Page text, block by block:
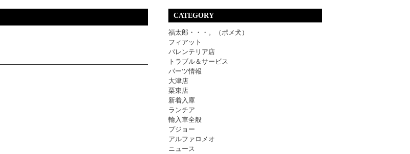
CATEGORY
福太郎・・・。（ポメ犬）
フィアット
バレンテリア店
トラブル＆サービス
パーツ情報
大津店
栗東店
新着入庫
ランチア
輸入車全般
プジョー
アルファロメオ
ニュース